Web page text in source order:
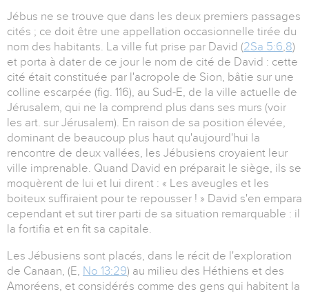
Jébus ne se trouve que dans les deux premiers passages
cités ; ce doit être une appellation occasionnelle tirée du
nom des habitants. La ville fut prise par David (2Sa 5:6,8)
et porta à dater de ce jour le nom de cité de David : cette
cité était constituée par l'acropole de Sion, bâtie sur une
colline escarpée (fig. 116), au Sud-E, de la ville actuelle de
Jérusalem, qui ne la comprend plus dans ses murs (voir
les art. sur Jérusalem). En raison de sa position élevée,
dominant de beaucoup plus haut qu'aujourd'hui la
rencontre de deux vallées, les Jébusiens croyaient leur
ville imprenable. Quand David en préparait le siège, ils se
moquèrent de lui et lui dirent : « Les aveugles et les
boiteux suffiraient pour te repousser ! » David s'en empara
cependant et sut tirer parti de sa situation remarquable : il
la fortifia et en fit sa capitale.
Les Jébusiens sont placés, dans le récit de l'exploration
de Canaan, (E, No 13:29) au milieu des Héthiens et des
Amoréens, et considérés comme des gens qui habitent la